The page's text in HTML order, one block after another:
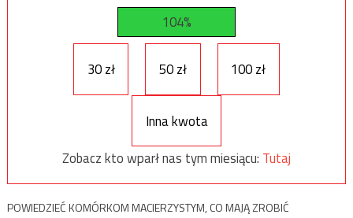
104%
30 zł 50 zł 100 zł
Inna kwota
Zobacz kto wparł nas tym miesiącu: Tutaj
POWIEDZIEĆ KOMÓRKOM MACIERZYSTYM, CO MAJĄ ZROBIĆ